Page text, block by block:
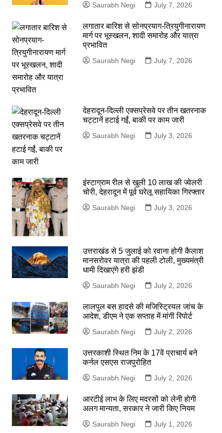
Saurabh Negi July 7, 2026
लगातार बारिश से सोनप्रयाग-त्रियुगीनारायण
मार्ग पर भूस्खलन, शादी समारोह और यात्रा
प्रभावित
Saurabh Negi July 7, 2026
देहरादून-दिल्ली एक्सप्रेसवे पर तीन खतरनाक
चट्टानें हटाई गईं, बाकी पर काम जारी
Saurabh Negi July 3, 2026
इंस्टाग्राम रील से खुली 10 लाख की ज्वेलरी
चोरी, देहरादून में पूर्व घरेलू सहायिका गिरफ्तार
Saurabh Negi July 3, 2026
उत्तराखंड से 5 जुलाई को रवाना होगी कैलाश
मानसरोवर यात्रा की पहली टोली, मुख्यमंत्री
धामी दिखाएंगे हरी झंडी
Saurabh Negi July 2, 2026
लालपुल बस हादसे की मजिस्ट्रियल जांच के
आदेश, डीएम ने एक सप्ताह में मांगी रिपोर्ट
Saurabh Negi July 2, 2026
उत्तरकाशी स्थित निम के 17वें प्राचार्य बने
कर्नल एसएस राजपुरोहित
Saurabh Negi July 2, 2026
आरटीई लाभ के लिए मदरसों को लेनी होगी
अलग मान्यता, सरकार ने जारी किए नियम
Saurabh Negi July 1, 2026